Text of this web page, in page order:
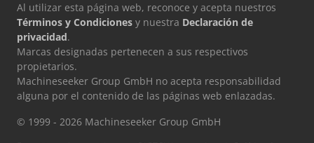
Al utilizar esta página web, reconoce y acepta nuestros
Términos y Condiciones y nuestra Declaración de
privacidad.
Marcas designadas pertenecen a sus respectivos
propietarios.
Machineseeker Group GmbH no acepta responsabilidad
alguna por el contenido de las páginas web enlazadas.
© 1999 - 2026 Machineseeker Group GmbH